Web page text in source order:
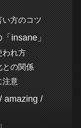
い方のコツ
insane」
われ方
との関係
注意
amazing /